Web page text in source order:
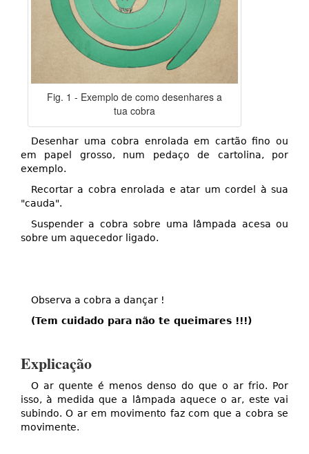
Fig. 1 - Exemplo de como desenhares a
tua cobra
Desenhar uma cobra enrolada em cartão fino ou
em papel grosso, num pedaço de cartolina, por
exemplo.
Recortar a cobra enrolada e atar um cordel à sua
"cauda".
Suspender a cobra sobre uma lâmpada acesa ou
sobre um aquecedor ligado.
Observa a cobra a dançar !
(Tem cuidado para não te queimares !!!)
Explicação
O ar quente é menos denso do que o ar frio. Por
isso, à medida que a lâmpada aquece o ar, este vai
subindo. O ar em movimento faz com que a cobra se
movimente.